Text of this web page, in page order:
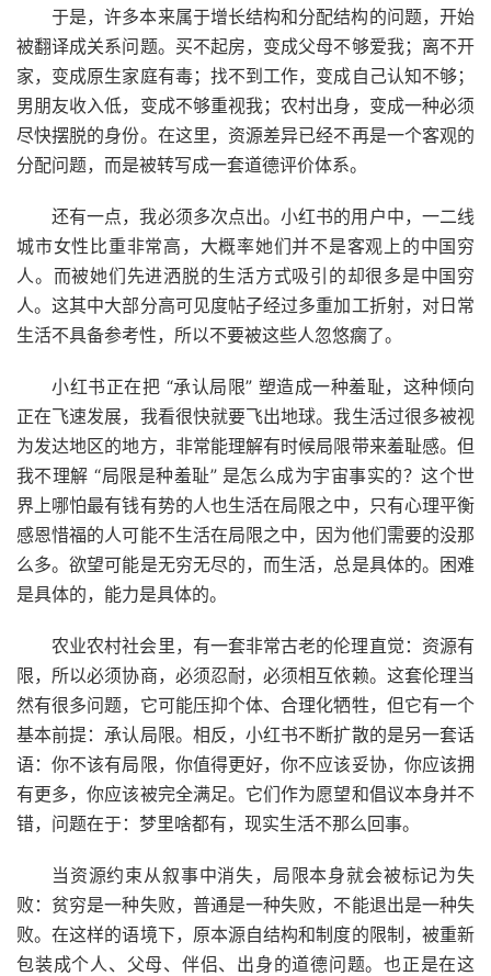
于是，许多本来属于增长结构和分配结构的问题，开始
被翻译成关系问题。买不起房，变成父母不够爱我；离不开
家，变成原生家庭有毒；找不到工作，变成自己认知不够；
男朋友收入低，变成不够重视我；农村出身，变成一种必须
尽快摆脱的身份。在这里，资源差异已经不再是一个客观的
分配问题，而是被转写成一套道德评价体系。
还有一点，我必须多次点出。小红书的用户中，一二线
城市女性比重非常高，大概率她们并不是客观上的中国穷
人。而被她们先进洒脱的生活方式吸引的却很多是中国穷
人。这其中大部分高可见度帖子经过多重加工折射，对日常
生活不具备参考性，所以不要被这些人忽悠瘸了。
小红书正在把 “承认局限” 塑造成一种羞耻，这种倾向
正在飞速发展，我看很快就要飞出地球。我生活过很多被视
为发达地区的地方，非常能理解有时候局限带来羞耻感。但
我不理解 “局限是种羞耻” 是怎么成为宇宙事实的？这个世
界上哪怕最有钱有势的人也生活在局限之中，只有心理平衡
感恩惜福的人可能不生活在局限之中，因为他们需要的没那
么多。欲望可能是无穷无尽的，而生活，总是具体的。困难
是具体的，能力是具体的。
农业农村社会里，有一套非常古老的伦理直觉：资源有
限，所以必须协商，必须忍耐，必须相互依赖。这套伦理当
然有很多问题，它可能压抑个体、合理化牺牲，但它有一个
基本前提：承认局限。相反，小红书不断扩散的是另一套话
语：你不该有局限，你值得更好，你不应该妥协，你应该拥
有更多，你应该被完全满足。它们作为愿望和倡议本身并不
错，问题在于：梦里啥都有，现实生活不那么回事。
当资源约束从叙事中消失，局限本身就会被标记为失
败：贫穷是一种失败，普通是一种失败，不能退出是一种失
败。在这样的语境下，原本源自结构和制度的限制，被重新
包装成个人、父母、伴侣、出身的道德问题。也正是在这